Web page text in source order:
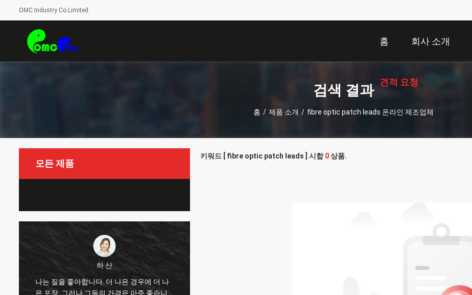
OMC Industry Co.Limited
홈 회사 소개
견적 요청
검색 결과
홈 / 제품 소개 / fibre optic patch leads 온라인 제조업체
모든 제품
하 산
나는 질을 좋아합니다. 더 나은 경우에 더 나
은 포장. 그러나 그들의 가격은 아주 좋습니
OMC의 선물을 위한 감사합니
키워드 [ fibre optic patch leads ] 시합0상품.